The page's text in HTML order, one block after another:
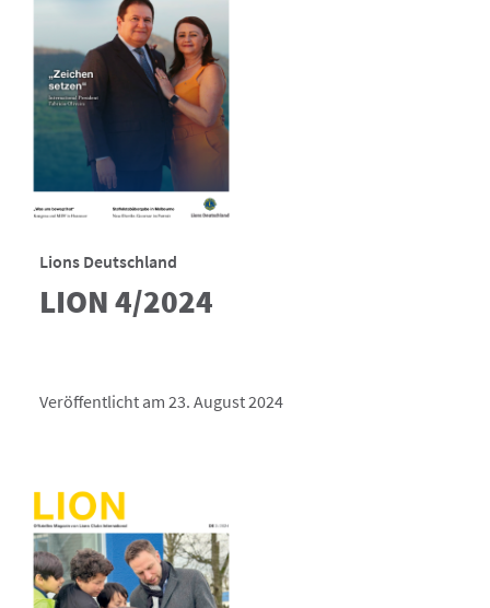
Lions Deutschland
LION 4/2024
Veröffentlicht am 23. August 2024